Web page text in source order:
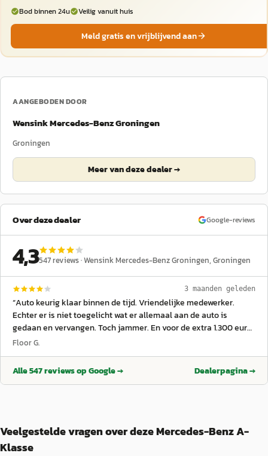
Bod binnen 24u
Veilig vanuit huis
Meld gratis en vrijblijvend aan
AANGEBODEN DOOR
Wensink Mercedes-Benz Groningen
Groningen
Meer van deze dealer →
Over deze dealer Google-reviews
4,3547reviews ·Wensink Mercedes-Benz Groningen, Groningen
3 maanden geleden
“Auto keurig klaar binnen de tijd. Vriendelijke medewerker.
Echter er is niet toegelicht wat er allemaal aan de auto is
gedaan en vervangen. Toch jammer. En voor de extra 1.300 euro
die er betaald is voor remmen had dat best gekund vind ik.
Floor G.
Alle547reviews op Google → Dealerpagina →
Veelgestelde vragen over deze Mercedes-Benz A-
Klasse